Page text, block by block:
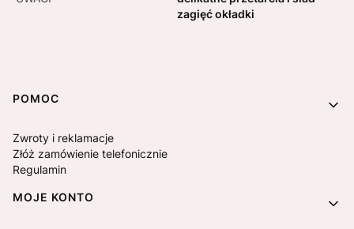
zagięć okładki
Linki w stopce
POMOC
Zwroty i reklamacje
Złóż zamówienie telefonicznie
Regulamin
MOJE KONTO